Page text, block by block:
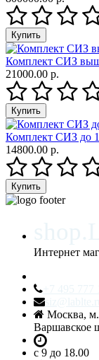
Комплект СИЗ
21000.00 р.
Комплект СИЗ до
14800.00 р.
Интернет
Москва,
Варшавское
c 9 до 18.00